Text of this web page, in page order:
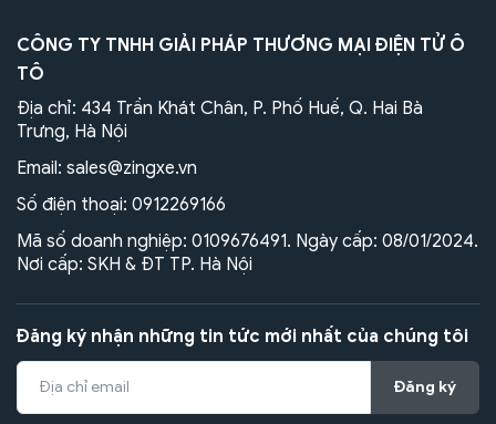
CÔNG TY TNHH GIẢI PHÁP THƯƠNG MẠI ĐIỆN TỬ Ô
TÔ
Địa chỉ: 434 Trần Khát Chân, P. Phố Huế, Q. Hai Bà
Trưng, Hà Nội
Email: sales@zingxe.vn
Số điện thoại: 0912269166
Mã số doanh nghiệp: 0109676491. Ngày cấp: 08/01/2024.
Nơi cấp: SKH & ĐT TP. Hà Nội
Đăng ký nhận những tin tức mới nhất của chúng tôi
Đăng ký